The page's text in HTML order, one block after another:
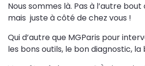
Nous sommes là. Pas à l’autre
mais juste à côté de chez vous !
Qui d’autre que MGParis pour
les bons outils, le bon diagnostic, la